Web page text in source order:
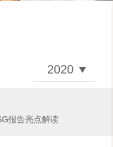
报告亮点解读